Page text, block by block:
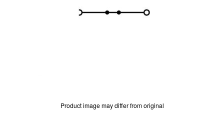
Product image may differ from original